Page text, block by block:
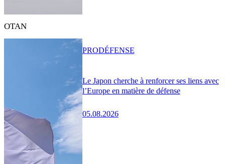
OTAN
Le Japon cherche à renforcer ses liens avec
l’Europe en matière de défense
05.08.2026
PRODÉFENSE